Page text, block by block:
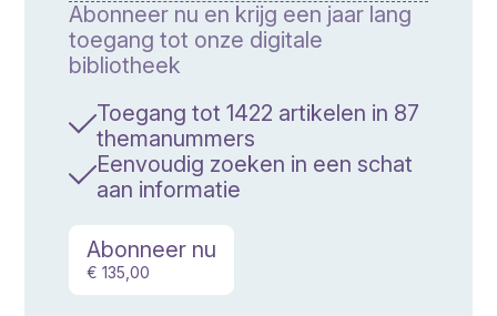
Abonneer nu en krijg een jaar lang
toegang tot onze digitale
bibliotheek
Toegang tot 1422 artikelen in 87
themanummers
Eenvoudig zoeken in een schat
aan informatie
Abonneer nu
€ 135,00